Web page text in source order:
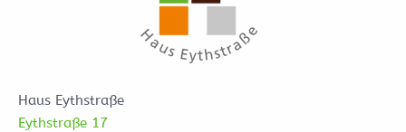
Haus Eythstraße
Eythstraße 17